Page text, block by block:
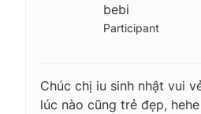
bebi
Participant
Chúc chị iu sinh nhật vui
lúc nào cũng trẻ đẹp,